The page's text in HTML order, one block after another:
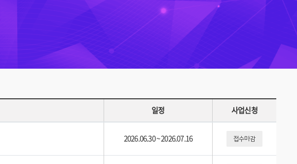
일정 사업신청
2026.06.30~2026.07.16 접수마감